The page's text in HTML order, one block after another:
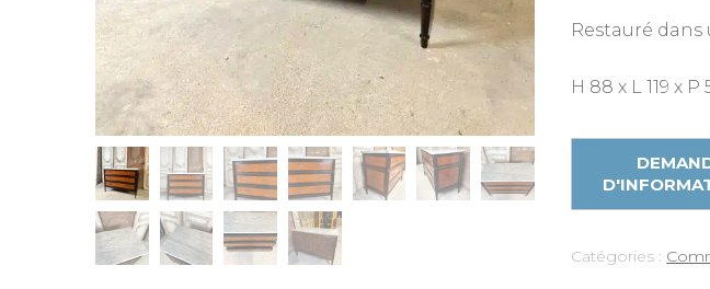
Restauré dans
H 88 x L 119 x P
Catégories :